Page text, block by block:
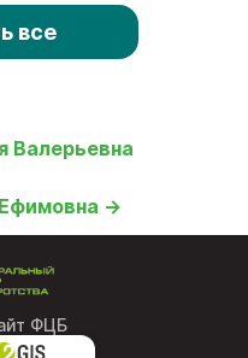
все
Валерьевна
→
ФЦБ